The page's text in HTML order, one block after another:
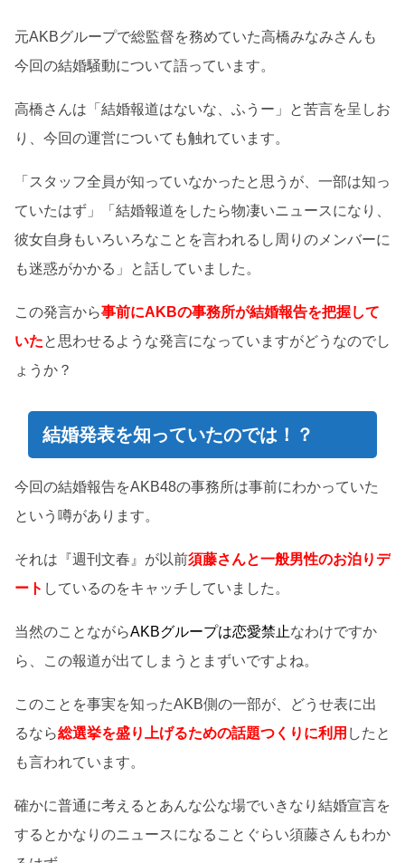
元AKBグループで総監督を務めていた高橋みなみさんも
今回の結婚騒動について語っています。
高橋さんは「結婚報道はないな、ふうー」と苦言を呈しお
り、今回の運営についても触れています。
「スタッフ全員が知っていなかったと思うが、一部は知っ
ていたはず」「結婚報道をしたら物凄いニュースになり、
彼女自身もいろいろなことを言われるし周りのメンバーに
も迷惑がかかる」と話していました。
この発言から事前にAKBの事務所が結婚報告を把握して
いたと思わせるような発言になっていますがどうなのでし
ょうか？
結婚発表を知っていたのでは！？
今回の結婚報告をAKB48の事務所は事前にわかっていた
という噂があります。
それは『週刊文春』が以前須藤さんと一般男性のお泊りデ
ート しているのをキャッチしていました。
当然のことながらAKBグループは恋愛禁止なわけですか
ら、この報道が出てしまうとまずいですよね。
このことを事実を知ったAKB側の一部が、どうせ表に出
るなら総選挙を盛り上げるための話題つくりに利用 したと
も言われています。
確かに普通に考えるとあんな公な場でいきなり結婚宣言を
するとかなりのニュースになることぐらい須藤さんもわか